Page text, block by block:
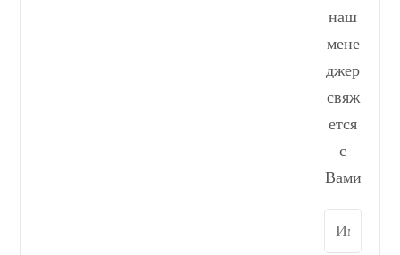
наш
мене
джер
свяж
ется
с
Вами